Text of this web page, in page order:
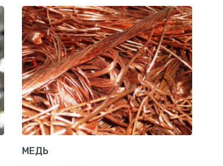
Шина электротехническая
Алюминиевая плита
Z профиль алюминиевый
Т профиль алюминиевый
Пруток квадратный алюминиевый
Полоса алюминиевая
Пруток шестигранный алюминиевый
МЕДЬ